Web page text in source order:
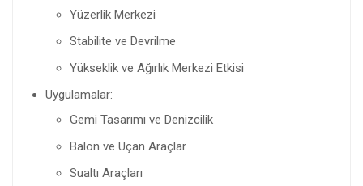
Yüzerlik Merkezi
Stabilite ve Devrilme
Yükseklik ve Ağırlık Merkezi Etkisi
Uygulamalar:
Gemi Tasarımı ve Denizcilik
Balon ve Uçan Araçlar
Sualtı Araçları